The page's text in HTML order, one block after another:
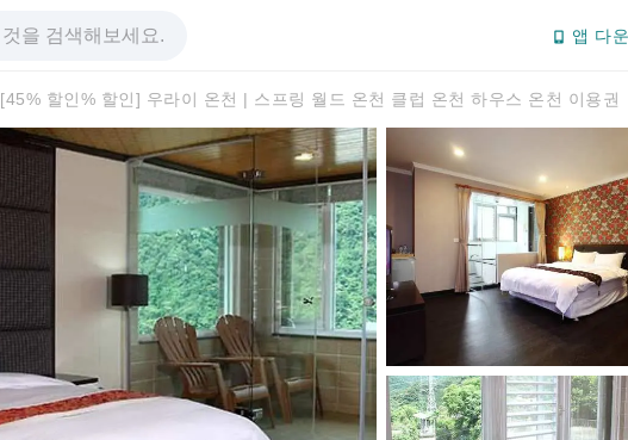
앱 다
[45% 할인% 할인] 우라이 온천 | 스프링 월드 온천 클럽 온천 하우스 온천 이용권